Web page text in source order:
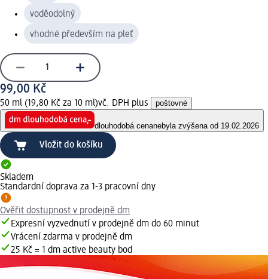
voděodolný
vhodné především na pleť
99,00 Kč
50 ml (19,80 Kč za 10 ml)vč. DPH plus poštovné
dlouhodobá cenanebyla zvýšena od 19.02.2026
Vložit do košíku
Skladem
Standardní doprava za 1-3 pracovní dny
Ověřit dostupnost v prodejně dm
Expresní vyzvednutí v prodejně dm do 60 minut
Vrácení zdarma v prodejně dm
25 Kč = 1 dm active beauty bod